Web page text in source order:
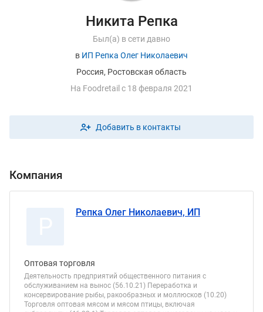
Никита Репка
Был(а) в сети давно
в ИП Репка Олег Николаевич
Россия, Ростовская область
На Foodretail с 18 февраля 2021
Добавить в контакты
Компания
Репка Олег Николаевич, ИП
Оптовая торговля
Деятельность предприятий общественного питания с
обслуживанием на вынос (56.10.21) Переработка и
консервирование рыбы, ракообразных и моллюсков (10.20)
Торговля оптовая мясом и мясом птицы, включая